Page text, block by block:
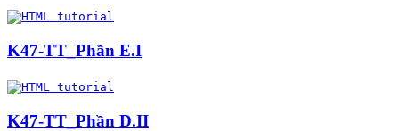
K47-TT_Phần E.I
K47-TT_Phần D.II